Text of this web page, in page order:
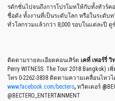
รดักชั่นไปจนถึงการโปรโมทให้กับทั้งทัวร์
ชื่อดัง ทั้งงานที่เป็นระดับโลก หรือในระดับท
ทั่วโลกรวมแล้วกว่า 8,000 รอบในแต่ละปี
ติดตามรายละเอียดคอนเสิร์ต เคที่ เพอร์รี่ วิ
Perry WITNESS: The Tour 2018 Bangkok)
โทร 0-2262-3838 ติดตามความเคลื่อนไหว
www.facebook.com/bectero, ทวิตเตอร์ @
@BECTERO_ENTERTAINMENT